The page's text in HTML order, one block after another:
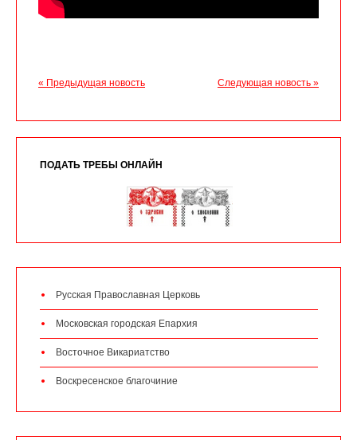
« Предыдущая новость Следующая новость »
ПОДАТЬ ТРЕБЫ ОНЛАЙН
Русская Православная Церковь
Московская городская Епархия
Восточное Викариатство
Воскресенское благочиние